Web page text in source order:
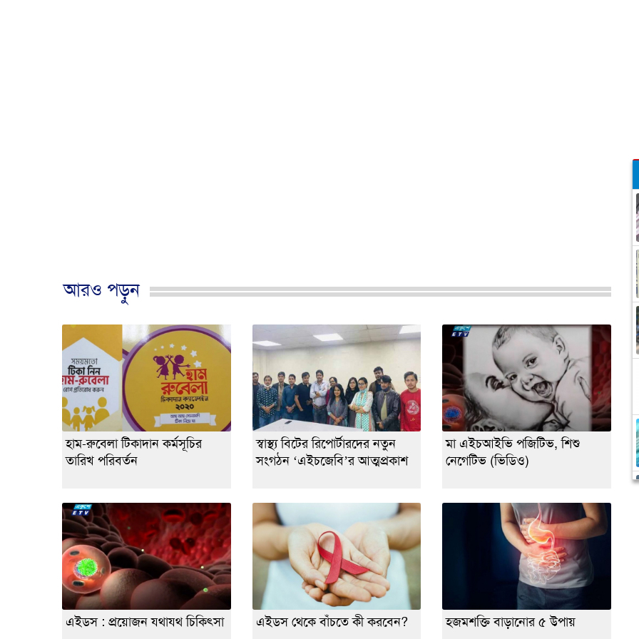
আরও পড়ুন
হাম-রুবেলা টিকাদান কর্মসূচির
তারিখ পরিবর্তন
স্বাস্থ্য বিটের রিপোর্টারদের নতুন
সংগঠন ‘এইচজেবি’র আত্মপ্রকাশ
মা এইচআইভি পজিটিভ, শিশু
নেগেটিভ (ভিডিও)
এইডস : প্রয়োজন যথাযথ চিকিৎসা এইডস থেকে বাঁচতে কী করবেন? হজমশক্তি বাড়ানোর ৫ উপায়